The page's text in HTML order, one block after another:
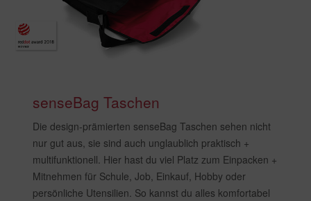
senseBag Taschen
Die design-prämierten senseBag Taschen sehen nicht
nur gut aus, sie sind auch unglaublich praktisch +
multifunktionell. Hier hast du viel Platz zum Einpacken +
Mitnehmen für Schule, Job, Einkauf, Hobby oder
persönliche Utensilien. So kannst du alles komfortabel